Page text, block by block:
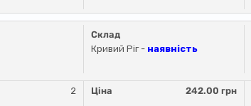
Склад
Кривий Ріг - наявність
2 Ціна 242.00 грн